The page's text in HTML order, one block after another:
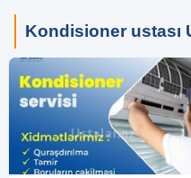
Kondisioner ustası